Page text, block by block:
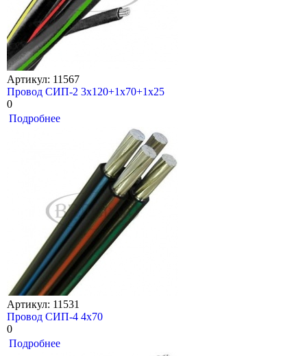
Артикул: 11567
Провод СИП-2 3х120+1х70+1х25
0
Подробнее
Артикул: 11531
Провод СИП-4 4х70
0
Подробнее